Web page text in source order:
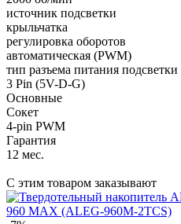
источник подсветки
крыльчатка
регулировка оборотов
автоматическая (PWM)
тип разъема питания подсветки
3 Pin (5V-D-G)
Основные
Сокет
4-pin PWM
Гарантия
12 мес.
С этим товаром заказывают